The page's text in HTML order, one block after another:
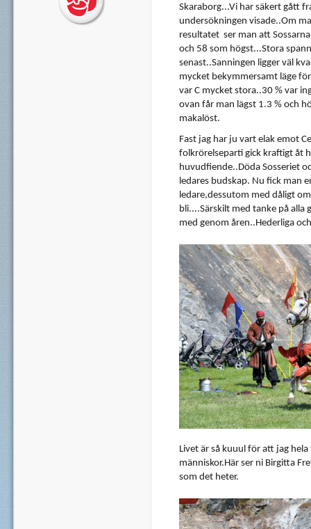
Skaraborg...Vi har säkert gått
undersökningen visade..Om
resultatet ser man att Sossarna
och 58 som högst...Stora spann
senast..Sanningen ligger väl
mycket bekymmersamt läge för
var C mycket stora..30 % var
ovan får man lägst 1.3 % och
makalöst.
Fast jag har ju vart elak emot
folkrörelseparti gick kraftigt åt
huvudfiende..Döda Sosseriet
ledares budskap. Nu fick man
ledare,dessutom med dåligt
bli....Särskilt med tanke på alla
med genom åren..Hederliga och
Livet är så kuuul för att jag hela
människor.Här ser ni Birgitta
som det heter.